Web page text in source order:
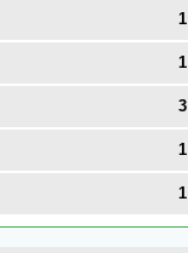
1
1
3
1
1